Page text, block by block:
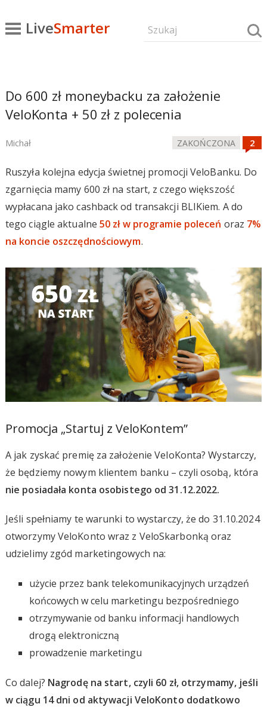
LiveSmarter
Do 600 zł moneybacku za założenie
VeloKonta + 50 zł z polecenia
Michał ZAKOŃCZONA
Ruszyła kolejna edycja świetnej promocji VeloBanku. Do
zgarnięcia mamy 600 zł na start, z czego większość
wypłacana jako cashback od transakcji BLIKiem. A do
tego ciągle aktualne50 zł w programie poleceń oraz 7%
na koncie oszczędnościowym.
Promocja „Startuj z VeloKontem”
A jak zyskać premię za założenie VeloKonta? Wystarczy,
że będziemy nowym klientem banku – czyli osobą, która
nie posiadała konta osobistego od 31.12.2022.
Jeśli spełniamy te warunki to wystarczy, że do 31.10.2024
otworzymy VeloKonto wraz z VeloSkarbonką oraz
udzielimy zgód marketingowych na:
użycie przez bank telekomunikacyjnych urządzeń
końcowych w celu marketingu bezpośredniego
otrzymywanie od banku informacji handlowych
drogą elektroniczną
prowadzenie marketingu
Co dalej? Nagrodę na start, czyli 60 zł, otrzymamy, jeśli
w ciągu 14 dni od aktywacji VeloKonto dodatkowo